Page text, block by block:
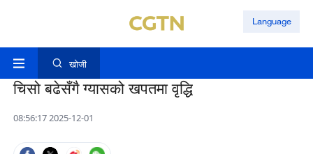
Language
खोजी
चिसो बढेसँगै ग्यासको खपतमा वृद्धि
08:56:17 2025-12-01